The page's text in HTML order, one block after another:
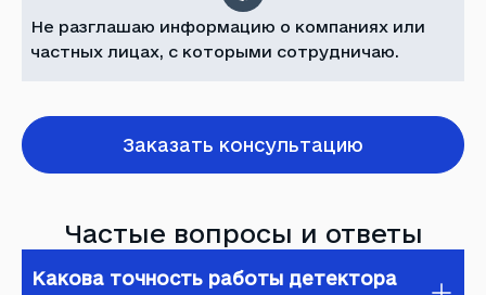
Не разглашаю информацию о компаниях или
частных лицах, с которыми сотрудничаю.
Заказать консультацию
Частые вопросы и ответы
Какова точность работы детектора